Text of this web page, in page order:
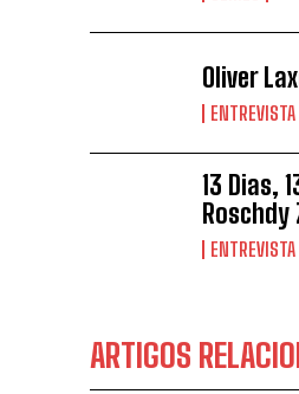
Oliver
13 Dias,
Roschdy
ARTIGOS